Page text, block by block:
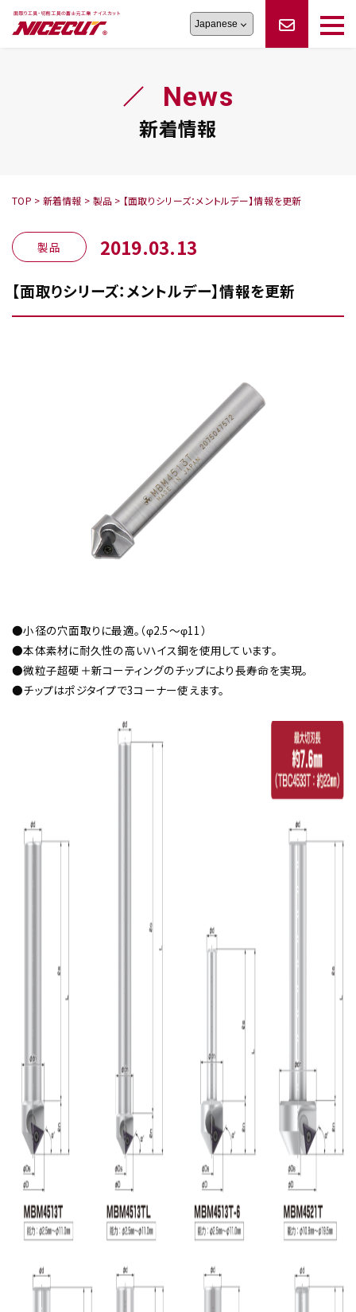
旋盤工具シリーズ
シリーズ
ハンディー
フェイス・ショルダーシリーズかんたんオーダー
トラブルシューティング
ロックピンの逆ジメに注意
News
新着情報
TOP > 新着情報 > 製品 > 【面取りシリーズ：メントルデー】情報を更新
製品 2019.03.13
【面取りシリーズ：メントルデー】情報を更新
●小径の穴面取りに最適。（φ2.5～φ11）
●本体素材に耐久性の高いハイス鋼を使用しています。
●微粒子超硬＋新コーティングのチップにより長寿命を実現。
●チップはポジタイプで3コーナー使えます。